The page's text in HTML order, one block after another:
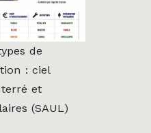
de
: ciel
et
(SAUL)